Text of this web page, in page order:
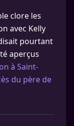
clore les
avec Kelly
pourtant
aperçus
à Saint-
du père de